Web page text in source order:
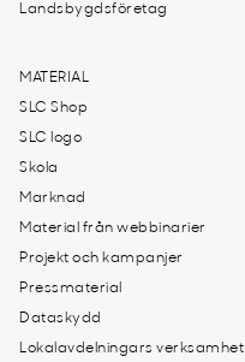
Landsbygdsföretag
MATERIAL
SLC Shop
SLC logo
Skola
Marknad
Material från webbinarier
Projekt och kampanjer
Pressmaterial
Dataskydd
Lokalavdelningars verksamhet